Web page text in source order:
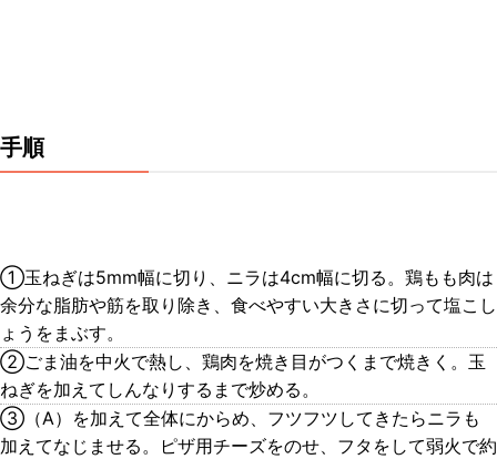
手順
①玉ねぎは5mm幅に切り、ニラは4cm幅に切る。鶏もも肉は
余分な脂肪や筋を取り除き、食べやすい大きさに切って塩こし
ょうをまぶす。
②ごま油を中火で熱し、鶏肉を焼き目がつくまで焼きく。玉
ねぎを加えてしんなりするまで炒める。
③（A）を加えて全体にからめ、フツフツしてきたらニラも
加えてなじませる。ピザ用チーズをのせ、フタをして弱火で約